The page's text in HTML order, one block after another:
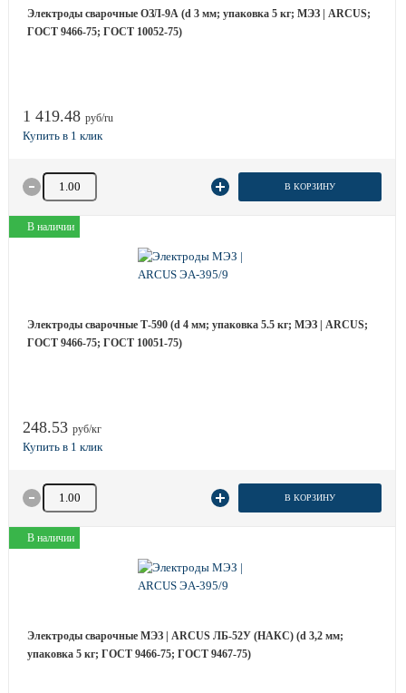
Электроды сварочные ОЗЛ-9А (d 3 мм; упаковка 5 кг; МЭЗ | ARCUS;
ГОСТ 9466-75; ГОСТ 10052-75)
1 419.48 руб/ru
Количество товара В КОРЗИНУ
В наличии
Электроды сварочные Т-590 (d 4 мм; упаковка 5.5 кг; МЭЗ | ARCUS;
ГОСТ 9466-75; ГОСТ 10051-75)
248.53 руб/кг
Количество товара В КОРЗИНУ
В наличии
Электроды сварочные МЭЗ | ARCUS ЛБ-52У (НАКС) (d 3,2 мм;
упаковка 5 кг; ГОСТ 9466-75; ГОСТ 9467-75)